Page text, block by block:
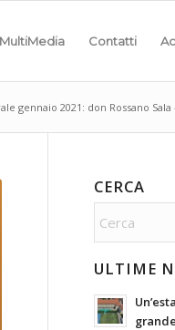
MultiMedia Contatti
gennaio 2021: don Rossano
CERCA
ULTIME